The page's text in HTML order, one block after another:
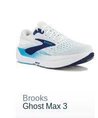
Brooks
Ghost Max 3